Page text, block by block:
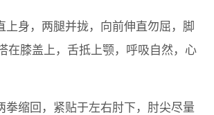
上身，两腿并拢，向前伸直勿屈，脚
在膝盖上，舌抵上颚，呼吸自然，心
拳缩回，紧贴于左右肘下，肘尖尽量